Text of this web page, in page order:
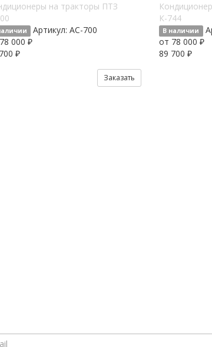
на тракторы ПТЗ
Артикул:AC-700
000 ₽
₽
Заказать
К-744
В наличии
от 78 000 ₽
89 700 ₽